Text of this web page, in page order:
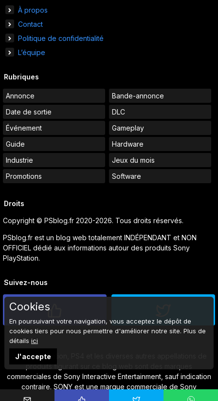
À propos
Contact
Politique de confidentialité
L’équipe
Rubriques
Annonce
Bande-annonce
Date de sortie
DLC
Événement
Gameplay
Guide
Hardware
Industrie
Jeux du mois
Promotions
Software
Droits
Copyright © PSblog.fr 2020-2026. Tous droits réservés.
PSblog.fr est un blog web totalement INDÉPENDANT et NON
OFFICIEL dédié aux informations autour des produits Sony
PlayStation.
Suivez-nous
Sony, PlayStation, PS4 et les diverses autres appellations de
produits figurant sur ce blog web sont des marques
commerciales de Sony Interactive Entertainment, sauf indication
contraire. SONY est une marque commerciale de Sony
Cookies
En poursuivant votre navigation, vous acceptez le dépôt de
cookies tiers pour nous permettre d'améliorer notre site. Plus de
détails ici
J'accepte